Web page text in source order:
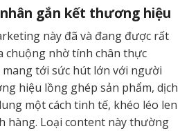
nhân gắn kết thương hiệu
này đã và đang được rất
chuộng nhờ tính chân thực
tới sức hút lớn với người
hiệu lồng ghép sản phẩm, dịch
một cách tinh tế, khéo léo len
hàng. Loại content này thường